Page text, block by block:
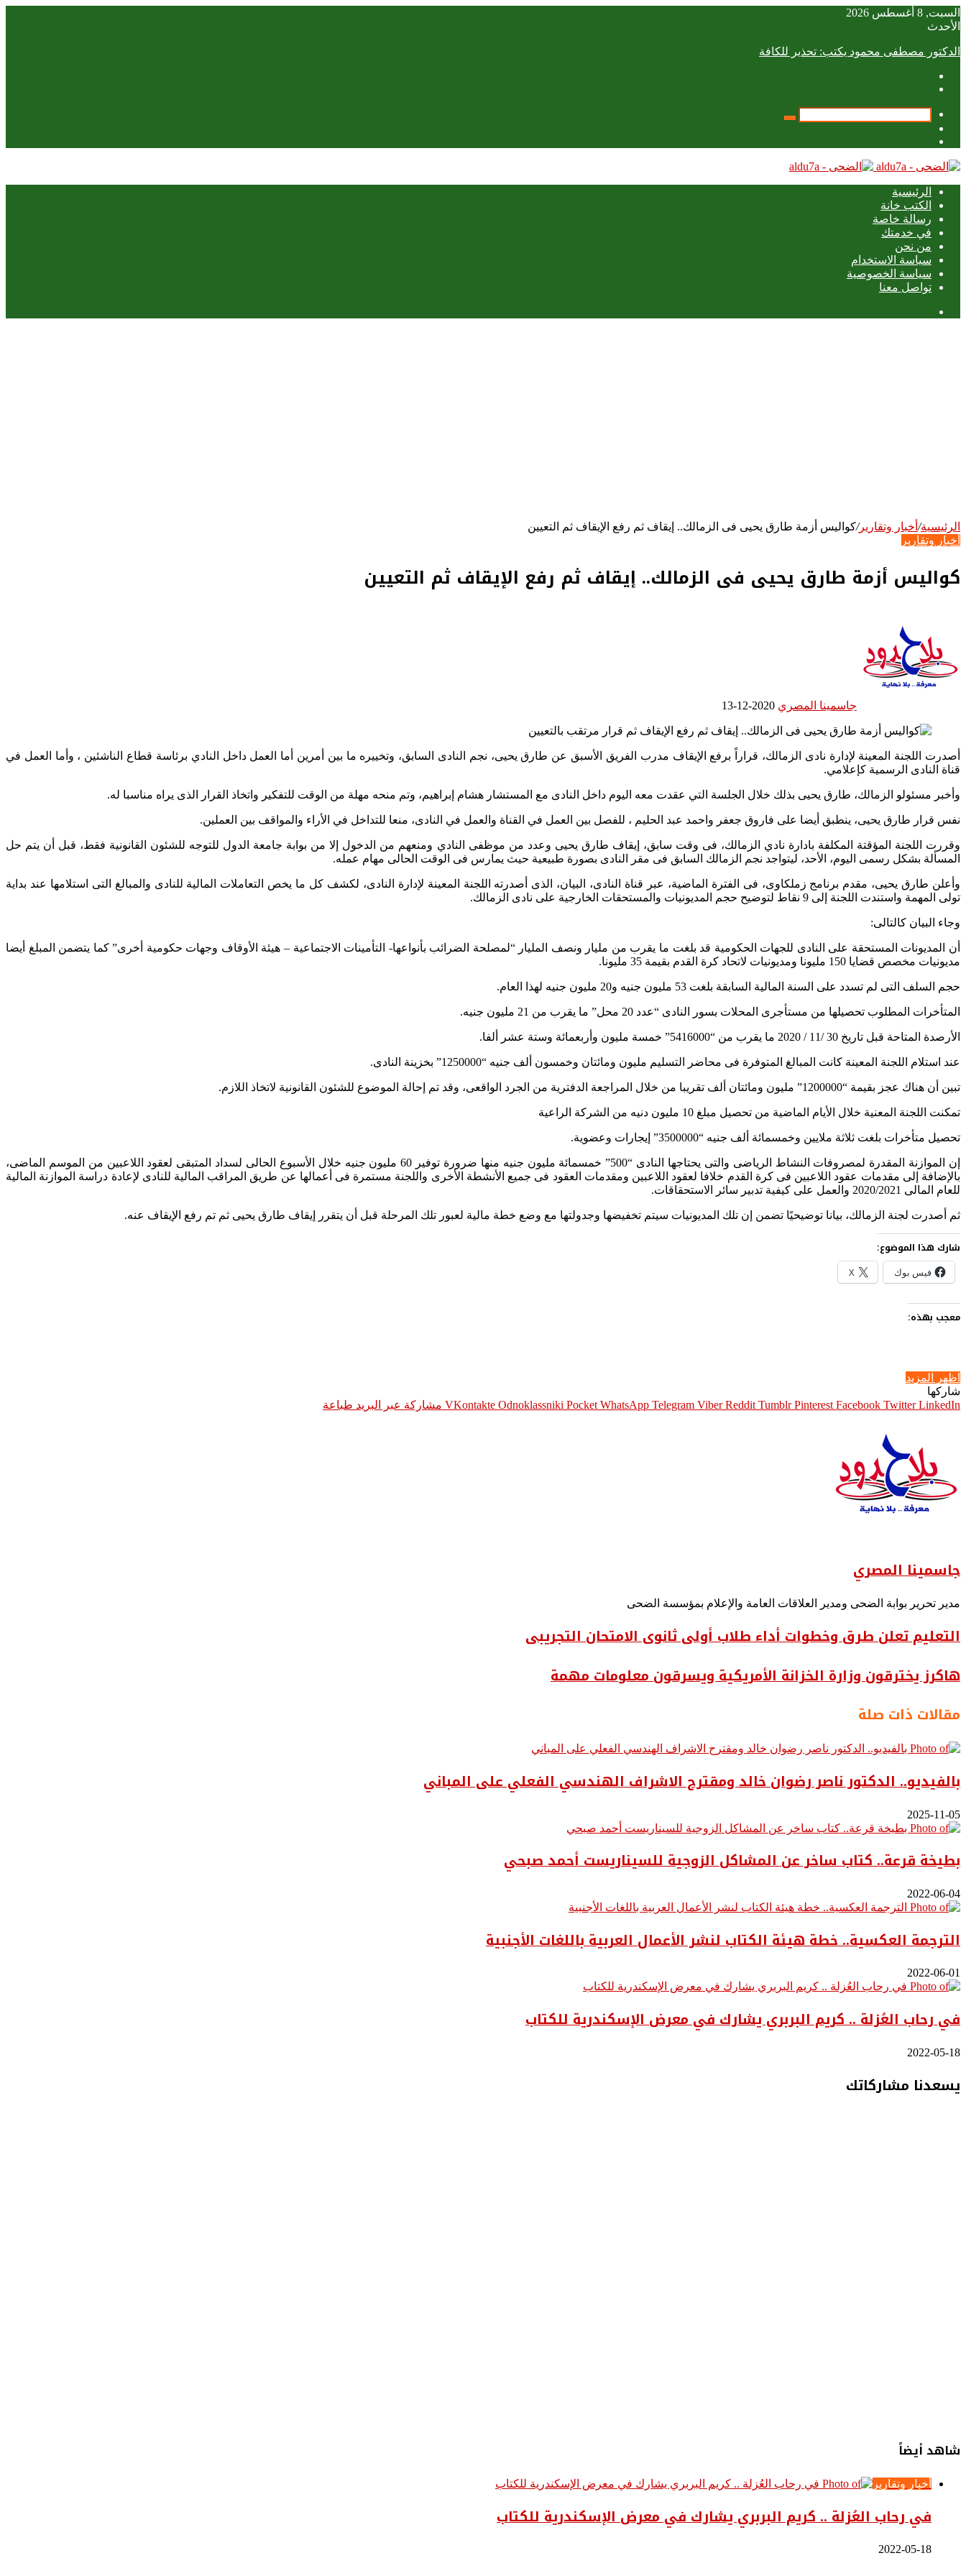
السبت, 8 أغسطس 2026
الأحدث
الدكتور مصطفى محمود يكتب: تحذير للكافة
بحث
الرئيسية
الكتب خانة
رسالة خاصة
في خدمتك
من نحن
سياسة الاستخدام
سياسة الخصوصية
تواصل معنا
الرئيسية/ أخبار وتقارير/كواليس أزمة طارق يحيى فى الزمالك.. إيقاف ثم رفع الإيقاف ثم التعيين
أخبار وتقارير
كواليس أزمة طارق يحيى فى الزمالك.. إيقاف ثم رفع الإيقاف ثم التعيين
جاسمينا المصري 2020-12-13
أصدرت اللجنة المعينة لإدارة نادى الزمالك، قراراً برفع الإيقاف مدرب الفريق الأسبق عن طارق يحيى، نجم النادى السابق، وتخييره ما بين أمرين أما العمل داخل النادي برئاسة قطاع الناشئين ، وأما العمل في
قناة النادى الرسمية كإعلامي.
وأخبر مسئولو الزمالك، طارق يحيى بذلك خلال الجلسة التي عقدت معه اليوم داخل النادى مع المستشار هشام إبراهيم، وتم منحه مهلة من الوقت للتفكير واتخاذ القرار الذى يراه مناسبا له.
نفس قرار طارق يحيى، ينطبق أيضا على فاروق جعفر واحمد عبد الحليم ، للفصل بين العمل في القناة والعمل في النادى، منعا للتداخل في الأراء والمواقف بين العملين.
وقررت اللجنة المؤقتة المكلفة بادارة نادي الزمالك، فى وقت سابق، إيقاف طارق يحيى وعدد من موظفى النادي ومنعهم من الدخول إلا من بوابة جامعة الدول للتوجه للشئون القانونية فقط، قبل أن يتم حل
المسألة بشكل رسمى اليوم، الأحد، ليتواجد نجم الزمالك السابق فى مقر النادى بصورة طبيعية حيث يمارس فى الوقت الحالى مهام عمله.
وأعلن طارق يحيى، مقدم برنامج زملكاوى، فى الفترة الماضية، عبر قناة النادى، البيان، الذى أصدرته اللجنة المعينة لإدارة النادى، لكشف كل ما يخص التعاملات المالية للنادى والمبالغ التى استلامها عند بداية
تولى المهمة واستندت اللجنة إلى 9 نقاط لتوضيح حجم المديونيات والمستحقات الخارجية على نادى الزمالك.
وجاء البيان كالتالى:
أن المديونات المستحقة على النادى للجهات الحكومية قد بلغت ما يقرب من مليار ونصف المليار “لمصلحة الضرائب بأنواعها- التأمينات الاجتماعية – هيئة الأوقاف وجهات حكومية أخرى” كما يتضمن المبلغ أيضا
مديونيات مخصص قضايا 150 مليونا ومديونيات لاتحاد كرة القدم بقيمة 35 مليونا.
حجم السلف التى لم تسدد على السنة المالية السابقة بلغت 53 مليون جنيه و20 مليون جنيه لهذا العام.
المتأخرات المطلوب تحصيلها من مستأجرى المحلات بسور النادى “عدد 20 محل” ما يقرب من 21 مليون جنيه.
الأرصدة المتاحة قبل تاريخ 30 /11 / 2020 ما يقرب من “5416000” خمسة مليون وأربعمائة وستة عشر ألفا.
عند استلام اللجنة المعينة كانت المبالغ المتوفرة فى محاضر التسليم مليون ومائتان وخمسون ألف جنيه “1250000” بخزينة النادى.
تبين أن هناك عجز بقيمة “1200000” مليون ومائتان ألف تقريبا من خلال المراجعة الدفترية من الجرد الواقعى، وقد تم إحالة الموضوع للشئون القانونية لاتخاذ اللازم.
تمكنت اللجنة المعنية خلال الأيام الماضية من تحصيل مبلغ 10 مليون دنيه من الشركة الراعية
تحصيل متأخرات بلغت ثلاثة ملايين وخمسمائة ألف جنيه “3500000” إيجارات وعضوية.
إن الموازنة المقدرة لمصروفات النشاط الرياضى والتى يحتاجها النادى “500” خمسمائة مليون جنيه منها ضرورة توفير 60 مليون جنيه خلال الأسبوع الحالى لسداد المتبقى لعقود اللاعبين من الموسم الماضى،
بالإضافة إلى مقدمات عقود اللاعبين فى كرة القدم خلافا لعقود اللاعبين ومقدمات العقود فى جميع الأنشطة الأخرى واللجنة مستمرة فى أعمالها عن طريق المراقب المالية للنادى لإعادة دراسة الموازنة المالية
للعام المالى 2020/2021 والعمل على كيفية تدبير سائر الاستحقاقات.
ثم أصدرت لجنة الزمالك، بيانا توضيحيًا تضمن إن تلك المديونيات سيتم تخفيضها وجدولتها مع وضع خطة مالية لعبور تلك المرحلة قبل أن يتقرر إيقاف طارق يحيى ثم تم رفع الإيقاف عنه.
شارك هذا الموضوع:
فيس بوك X
معجب بهذه:
اظهر المزيد
شاركها
Facebook Twitter LinkedIn
Pinterest
Odnoklassniki Pocket WhatsApp Telegram Viber مشاركة عبر البريد طباعة
جاسمينا المصري
مدير تحرير بوابة الضحى ومدير العلاقات العامة والإعلام بمؤسسة الضحى
التعليم تعلن طرق وخطوات أداء طلاب أولى ثانوى الامتحان التجريبى
هاكرز يخترقون وزارة الخزانة الأمريكية ويسرقون معلومات مهمة
مقالات ذات صلة
بالفيديو.. ‎الدكتور ناصر رضوان خالد ومقترح الاشراف الهندسي الفعلي على المباني
2025-11-05
بطيخة قرعة.. كتاب ساخر عن المشاكل الزوجية للسيناريست أحمد صبحي
2022-06-04
الترجمة العكسية.. خطة هيئة الكتاب لنشر الأعمال العربية باللغات الأجنبية
2022-06-01
في رحاب العُزلة .. كريم البربري يشارك في معرض الإسكندرية للكتاب
2022-05-18
يسعدنا مشاركاتك
شاهد أيضاً
إغلاق أخبار وتقارير
في رحاب العُزلة .. كريم البربري يشارك في معرض الإسكندرية للكتاب
2022-05-18